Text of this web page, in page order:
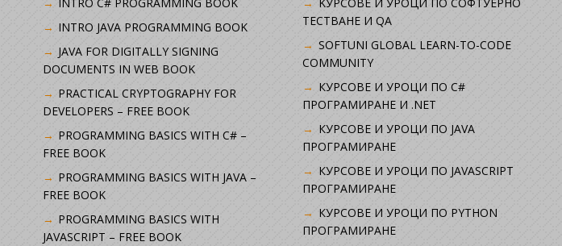
INTRO JAVA PROGRAMMING BOOK
JAVA FOR DIGITALLY SIGNING
DOCUMENTS IN WEB BOOK
PRACTICAL CRYPTOGRAPHY FOR
DEVELOPERS – FREE BOOK
PROGRAMMING BASICS WITH C# –
FREE BOOK
PROGRAMMING BASICS WITH JAVA –
FREE BOOK
PROGRAMMING BASICS WITH
JAVASCRIPT – FREE BOOK
ТЕСТВАНЕ И QA
SOFTUNI GLOBAL LEARN-TO-CODE
COMMUNITY
КУРСОВЕ И УРОЦИ ПО C#
ПРОГРАМИРАНЕ И .NET
КУРСОВЕ И УРОЦИ ПО JAVA
ПРОГРАМИРАНЕ
КУРСОВЕ И УРОЦИ ПО JAVASCRIPT
ПРОГРАМИРАНЕ
КУРСОВЕ И УРОЦИ ПО PYTHON
ПРОГРАМИРАНЕ